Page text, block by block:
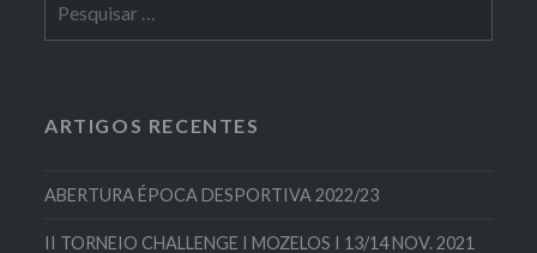
por:
ARTIGOS RECENTES
ABERTURA ÉPOCA DESPORTIVA 2022/23
II TORNEIO CHALLENGE I MOZELOS I 13/14 NOV. 2021